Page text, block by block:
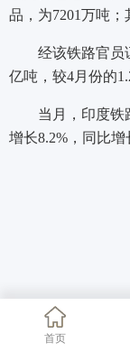
品，为7201万吨；
经该铁路官员证
亿吨，较4月份的
当月，印度铁路
增长8.2%，同比增
首页